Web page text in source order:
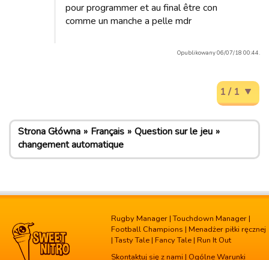
pour programmer et au final être con
comme un manche a pelle mdr
Opublikowany 06/07/18 00:44.
1 / 1
Strona Główna Français
Question sur le jeu
changement automatique
Rugby Manager |Touchdown Manager |
Football Champions | Menadżer piłki ręcznej
|Tasty Tale | Fancy Tale | Run It Out
Skontaktuj się z nami | Ogólne Warunki